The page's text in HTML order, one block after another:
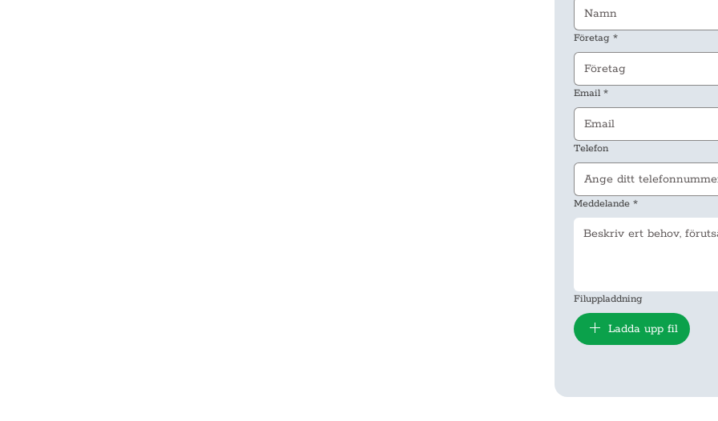
Företag *
Email *
Telefon
Meddelande *
Filuppladdning
Ladda upp fil